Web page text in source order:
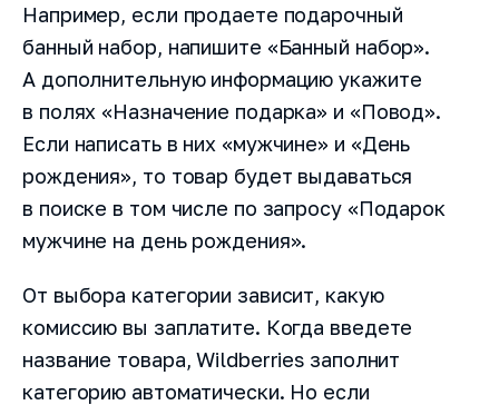
Например, если продаете подарочный
банный набор, напишите «Банный набор».
А дополнительную информацию укажите
в полях «Назначение подарка» и «Повод».
Если написать в них «мужчине» и «День
рождения», то товар будет выдаваться
в поиске в том числе по запросу «Подарок
мужчине на день рождения».
От выбора категории зависит, какую
комиссию вы заплатите. Когда введете
название товара, Wildberries заполнит
категорию автоматически. Но если